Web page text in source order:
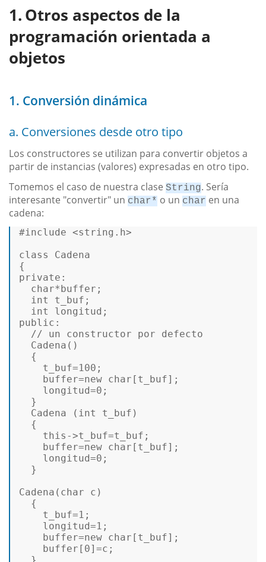
Otros aspectos de la
programación orientada a
objetos
1. Conversión dinámica
a. Conversiones desde otro tipo
Los constructores se utilizan para convertir objetos a
partir de instancias (valores) expresadas en otro tipo.
Tomemos el caso de nuestra clase String. Sería
interesante "convertir" un char* o un char en una
cadena:
#include <string.h>
class
Cadena
private :
char*buffer;
int
t_buf;
int
public :
// un constructor por defecto
Cadena ()
{
t_buf=100 ;
buffer=new char [t_buf];
longitud=0 ;
}
Cadena ( int
t_buf)
{
this ->t_buf=t_buf;
buffer=new char [t_buf];
longitud=0 ;
}
Cadena ( char c)
{
t_buf=1 ;
longitud=1 ;
buffer=new char [t_buf];
buffer[ 0]=c;